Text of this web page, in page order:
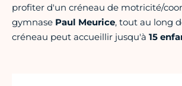
profiter d'un créneau de motricité/
gymnase Paul Meurice, tout au long
créneau peut accueillir jusqu'à 15